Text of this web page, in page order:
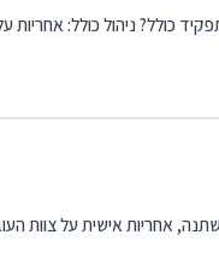
ניהול כולל: אחריות
אחריות אישית על צוות